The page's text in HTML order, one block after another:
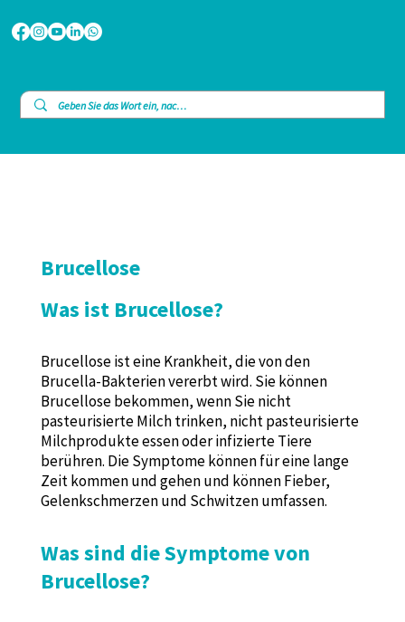
Brucellose
Was ist Brucellose?
Brucellose ist eine Krankheit, die von den
Brucella-Bakterien vererbt wird. Sie können
Brucellose bekommen, wenn Sie nicht
pasteurisierte Milch trinken, nicht pasteurisierte
Milchprodukte essen oder infizierte Tiere
berühren. Die Symptome können für eine lange
Zeit kommen und gehen und können Fieber,
Gelenkschmerzen und Schwitzen umfassen.
Was sind die Symptome von
Brucellose?